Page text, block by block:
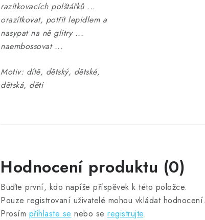
razítkovacích polštářků ...
orazítkovat, potřít lepidlem a
nasypat na ně glitry ...
naembossovat ...
Motiv: dítě, dětský, dětské,
dětská, děti
Hodnocení produktu (0)
Buďte první, kdo napíše příspěvek k této položce.
Pouze registrovaní uživatelé mohou vkládat hodnocení.
Prosím přihlaste se nebo se registrujte.